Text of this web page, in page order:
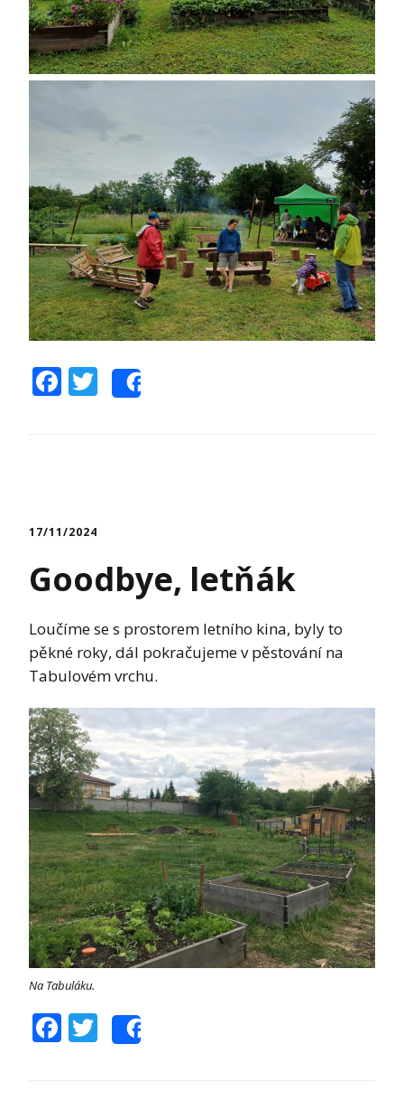
Facebook
Twitter
17/11/2024
Goodbye, letňák
Loučíme se s prostorem letního kina, byly to
pěkné roky, dál pokračujeme v pěstování na
Tabulovém vrchu.
Na Tabuláku.
Facebook
Twitter